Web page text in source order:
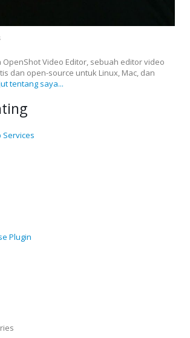
OpenShot Video Editor, sebuah editor video
dan open-source untuk Linux, Mac, dan
tentang saya...
Services
Plugin